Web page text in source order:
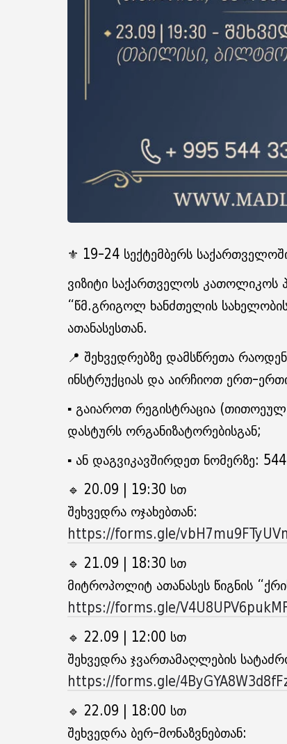
⚜️ 19-24 სექტემბერს
ვიზიტი საქართველოს კათოლიკოს
“წმ.გრიგოლ ხანძთელის
ათანასესთან.
📍 შეხვედრებზე დამსწრეთა
ინსტრუქციას და აირჩიოთ ერთ-
▪️ გაიაროთ რეგისტრაცია
დასტურს ორგანიზატორებისგან;
▪️ ან დაგვიკავშირდეთ ნომერზე:
🔹 20.09 | 19:30 სთ
შეხვედრა ოჯახებთან:
https://forms.gle/
🔹 21.09 | 18:30 სთ
მიტროპოლიტ ათანასეს წიგნის
https://forms.gle/
🔹 22.09 | 12:00 სთ
შეხვედრა ჯვართამაღლების
https://forms.gle/
🔹 22.09 | 18:00 სთ
შეხვედრა ბერ-მონაზვნებთან: